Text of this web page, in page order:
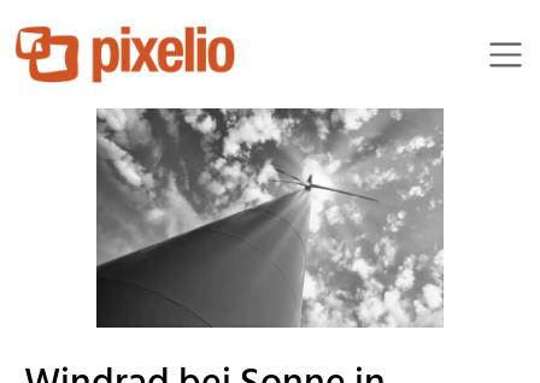
Dorfkind.Fotos